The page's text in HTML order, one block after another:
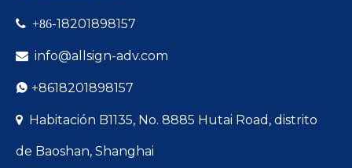
 +86-18201898157
 info@allsign-adv.com
 +8618201898157
 Habitación B1135, No. 8885 Hutai Road, distrito
de Baoshan, Shanghai